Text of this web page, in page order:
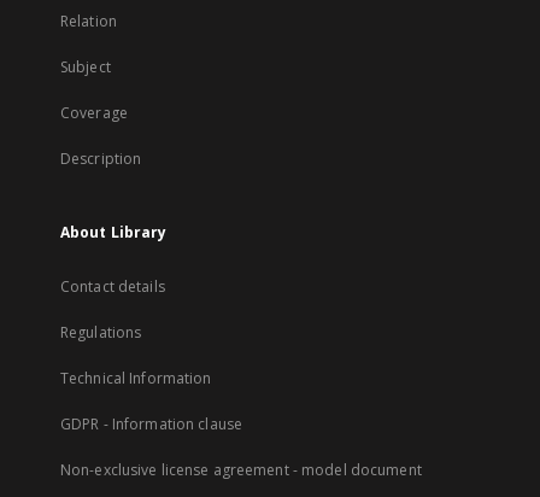
Relation
Subject
Coverage
Description
About Library
Contact details
Regulations
Technical Information
GDPR - Information clause
Non-exclusive license agreement - model document